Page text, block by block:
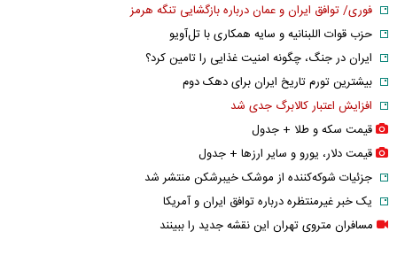
فوری/ توافق ایران و عمان درباره بازگشایی تنگه هرمز
حزب قوات اللبنانیه و سایه همکاری با تل‌آویو
ایران در جنگ، چگونه امنیت غذایی را تامین کرد؟
بیشترین تورم تاریخ ایران برای دهک دوم
افزایش اعتبار کالابرگ جدی شد
قیمت سکه و طلا + جدول
قیمت دلار، یورو و سایر ارز‌ها + جدول
جزئیات شوکه‌کننده از موشک خیبرشکن منتشر شد
یک خبر غیرمنتظره درباره توافق ایران و آمریکا
مسافران متروی تهران این نقشه جدید را ببینند